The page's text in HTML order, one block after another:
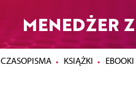
MENEDŻER
CZASOPISMA KSIĄŻKI EBOOKI